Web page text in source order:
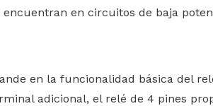
encuentran en circuitos de baja
en la funcionalidad básica del
adicional, el relé de 4 pines